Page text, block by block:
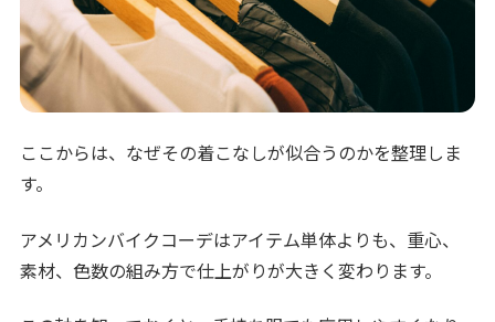
ここからは、なぜその着こなしが似合うのかを整理しま
す。
アメリカンバイクコーデはアイテム単体よりも、重心、
素材、色数の組み方で仕上がりが大きく変わります。